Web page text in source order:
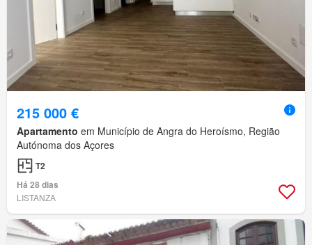
215 000 €
Apartamento em Município de Angra do Heroísmo, Região
Autónoma dos Açores
T2
Há 28 dias
LISTANZA